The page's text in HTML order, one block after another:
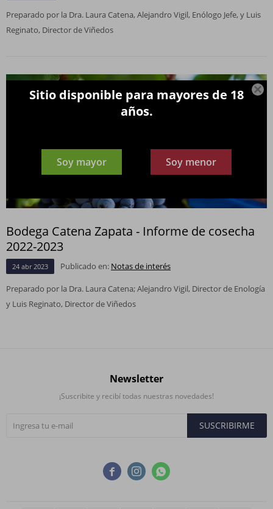

Sitio disponible para mayores de 18
años.
Soy mayor Soy menor
Preparado por la Dra. Laura Catena, Alejandro Vigil, Enólogo Jefe, y Luis
Reginato, Director de Viñedos
Bodega Catena Zapata - Informe de cosecha
2022-2023
24 abr 2023 Publicado en: Notas de interés
Preparado por la Dra. Laura Catena; Alejandro Vigil, Director de Enología
y Luis Reginato, Director de Viñedos
  
Newsletter
¡Suscribite y recibí todas nuestras novedades!
SUSCRIBIRME